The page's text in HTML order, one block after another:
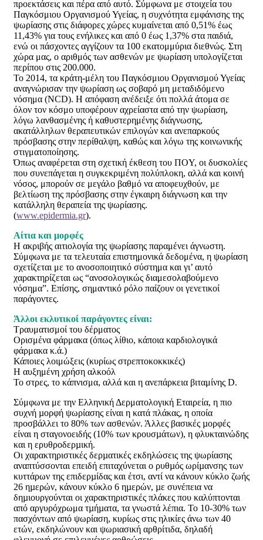
προεκτάσεις και πέρα από αυτό. Σύμφωνα με στοιχεία του
Παγκόσμιου Οργανισμού Υγείας, η συχνότητα εμφάνισης της
ψωρίασης στις διάφορες χώρες κυμαίνεται από 0,51% έως
11,43% για τους ενήλικες και από 0 έως 1,37% στα παιδιά,
ενώ οι πάσχοντες αγγίζουν τα 100 εκατομμύρια διεθνώς. Στη
χώρα μας, ο αριθμός των ασθενών με ψωρίαση υπολογίζεται
περίπου στις 200.000.
Το 2014, τα κράτη-μέλη του Παγκόσμιου Οργανισμού Υγείας
αναγνώρισαν την ψωρίαση ως σοβαρό μη μεταδιδόμενο
νόσημα (NCD). Η απόφαση ανέδειξε ότι πολλά άτομα σε
όλον τον κόσμο υποφέρουν αχρείαστα από την ψωρίαση,
λόγω λανθασμένης ή καθυστερημένης διάγνωσης,
ακατάλληλων θεραπευτικών επιλογών και ανεπαρκούς
πρόσβασης στην περίθαλψη, καθώς και λόγω της κοινωνικής
στιγματοποίησης.
Όπως αναφέρεται στη σχετική έκθεση του ΠOY, oι δυσκολίες
που συνεπάγεται η συγκεκριμένη πολύπλοκη, αλλά και κοινή
νόσος, μπορούν σε μεγάλο βαθμό να αποφευχθούν, με
βελτίωση της πρόσβασης στην έγκαιρη διάγνωση και την
κατάλληλη θεραπεία της ψωρίασης.
(www.epidermia.gr).
Αίτια και μορφές
Η ακριβής αιτιολογία της ψωρίασης παραμένει άγνωστη.
Σύμφωνα με τα τελευταία επιστημονικά δεδομένα, η ψωρίαση
σχετίζεται με το ανοσοποιητικό σύστημα και γι’ αυτό
χαρακτηρίζεται ως “ανοσολογικώς διαμεσολαβούμενο
νόσημα”. Επίσης, σημαντικό ρόλο παίζουν οι γενετικοί
παράγοντες.
Άλλοι εκλυτικοί παράγοντες είναι:
Τραυματισμοί του δέρματος
Ορισμένα φάρμακα (όπως λίθιο, κάποια καρδιολογικά
φάρμακα κ.ά.)
Κάποιες λοιμώξεις (κυρίως στρεπτοκοκκικές)
Η αυξημένη χρήση αλκοόλ
Το στρες, το κάπνισμα, αλλά και η ανεπάρκεια βιταμίνης D.
Σύμφωνα με την Ελληνική Δερματολογική Εταιρεία, η πιο
συχνή µορφή ψωρίασης είναι η κατά πλάκας, η οποία
προσβάλλει το 80% των ασθενών. Άλλες βασικές µορφές
είναι η σταγονοειδής (10% των κρουσµάτων), η φλυκταινώδης
και η ερυθροδερµική.
Οι χαρακτηριστικές δερµατικές εκδηλώσεις της ψωρίασης
αναπτύσσονται επειδή επιταχύνεται ο ρυθµός ωρίµανσης των
κυττάρων της επιδερµίδας και έτσι, αντί να κάνουν κύκλο ζωής
26 ηµερών, κάνουν κύκλο 6 ηµερών, µε συνέπεια να
δηµιουργούνται οι χαρακτηριστικές πλάκες που καλύπτονται
από αργυρόχρωμα τµήµατα, τα γνωστά λέπια. Το 10-30% των
πασχόντων από ψωρίαση, κυρίως στις ηλικίες άνω των 40
ετών, εκδηλώνουν και ψωριασική αρθρίτιδα, δηλαδή